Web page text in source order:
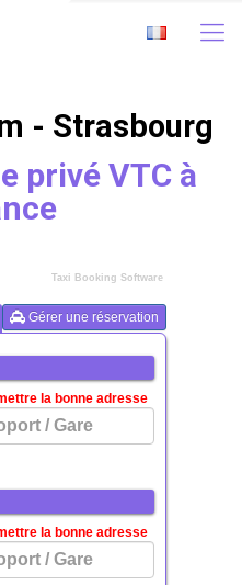
- Strasbourg
privé VTC à